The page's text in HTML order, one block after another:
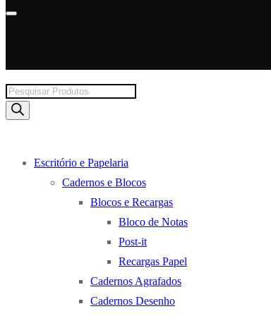
Products
search
Escritório e Papelaria
Cadernos e Blocos
Blocos e Recargas
Bloco de Notas
Post-it
Recargas Papel
Cadernos Agrafados
Cadernos Desenho